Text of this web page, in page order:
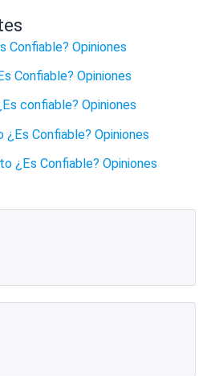
Confiable? Opiniones
Confiable? Opiniones
confiable? Opiniones
Confiable? Opiniones
¿Es Confiable? Opiniones